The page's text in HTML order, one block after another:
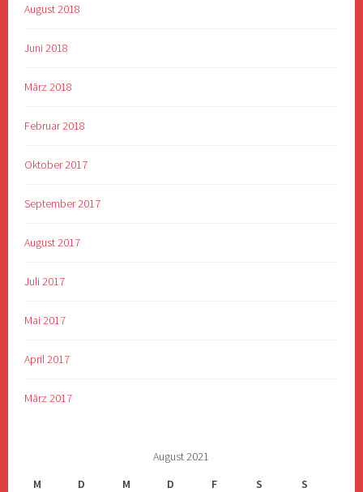
August 2018
Juni 2018
März 2018
Februar 2018
Oktober 2017
September 2017
August 2017
Juli 2017
Mai 2017
April 2017
März 2017
August 2021
M
D M D F S S